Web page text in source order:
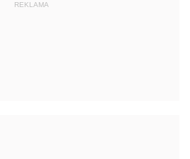
REKLAMA